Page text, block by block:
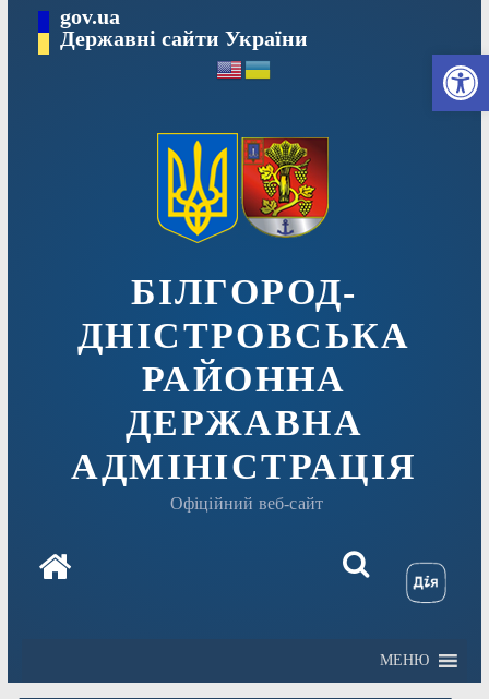
вмісту
gov.ua
Державні сайти України
БІЛГОРОД-
ДНІСТРОВСЬКА
РАЙОННА
ДЕРЖАВНА
АДМІНІСТРАЦІЯ
Офіційний веб-сайт
МЕНЮ